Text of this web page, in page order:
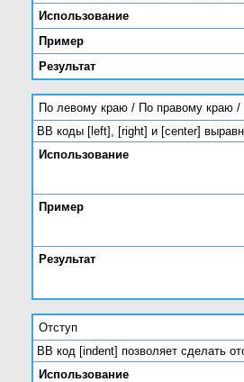
Использование
Пример
Результат
По левому краю / По правому краю /
BB коды [left], [right] и [center]
Использование
Пример
Результат
Отступ
BB код [indent] позволяет сделать
Использование